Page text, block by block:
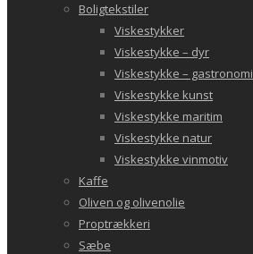
Boligtekstiler
Viskestykker
Viskestykke – dyr
Viskestykke – gastronomi
Viskestykke kunst
Viskestykke maritim
Viskestykke natur
Viskestykke vinmotiv
Kaffe
Oliven og olivenolie
Proptrækkeri
Sæbe